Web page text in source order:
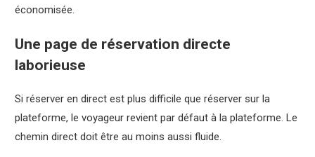
économisée.
Une page de réservation directe
laborieuse
Si réserver en direct est plus difficile que réserver sur la
plateforme, le voyageur revient par défaut à la plateforme. Le
chemin direct doit être au moins aussi fluide.